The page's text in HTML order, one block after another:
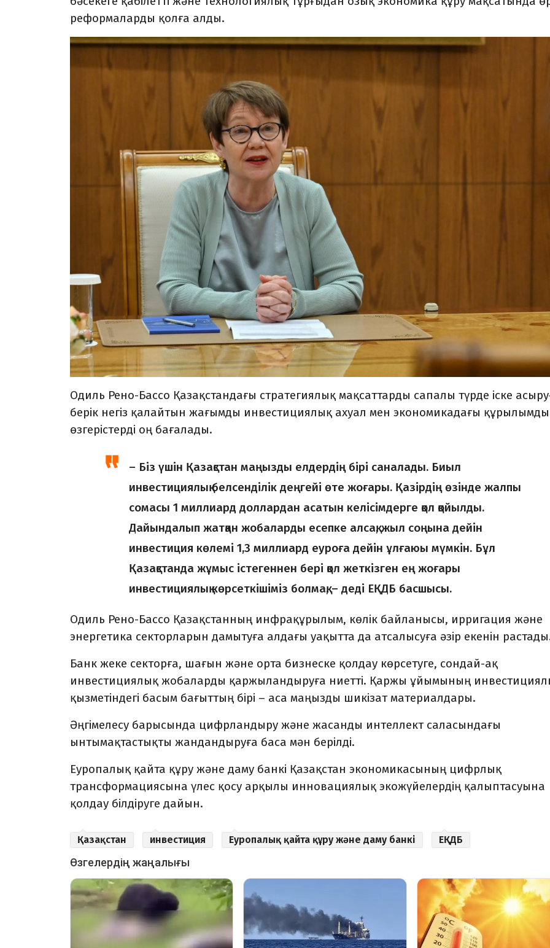
реформаларды қолға алды.
Одиль Рено-Бассо Қазақстандағы стратегиялық мақсаттарды сапалы түрде іске
берік негіз қалайтын жағымды инвестициялық ахуал мен экономикадағы
өзгерістерді оң бағалады.
– Біз үшін Қазақстан маңызды елдердің бірі саналады. Биыл
инвестициялық белсенділік деңгейі өте жоғары. Қазірдің өзінде жалпы
сомасы 1 миллиард доллардан асатын келісімдерге қол қойылды.
Дайындалып жатқан жобаларды есепке алсақ, жыл соңына дейін
инвестиция көлемі 1,3 миллиард еуроға дейін ұлғаюы мүмкін. Бұл
Қазақстанда жұмыс істегеннен бері қол жеткізген ең жоғары
инвестициялық көрсеткішіміз болмақ, – деді ЕҚДБ басшысы.
Одиль Рено-Бассо Қазақстанның инфрақұрылым, көлік байланысы, ирригация және
энергетика секторларын дамытуға алдағы уақытта да атсалысуға әзір екенін
Банк жеке секторға, шағын және орта бизнеске қолдау көрсетуге, сондай-ақ
инвестициялық жобаларды қаржыландыруға ниетті. Қаржы ұйымының
қызметіндегі басым бағыттың бірі – аса маңызды шикізат материалдары.
Әңгімелесу барысында цифрландыру және жасанды интеллект саласындағы
ынтымақтастықты жандандыруға баса мән берілді.
Еуропалық қайта құру және даму банкі Қазақстан экономикасының цифрлық
трансформациясына үлес қосу арқылы инновациялық экожүйелердің қалыптасуына
қолдау білдіруге дайын.
Қазақстан инвестиция Еуропалық қайта құру және даму банкі ЕҚДБ